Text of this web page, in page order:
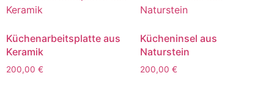
Küchenarbeitsplatte aus
Keramik
200,00 €
Kücheninsel aus
Naturstein
200,00 €